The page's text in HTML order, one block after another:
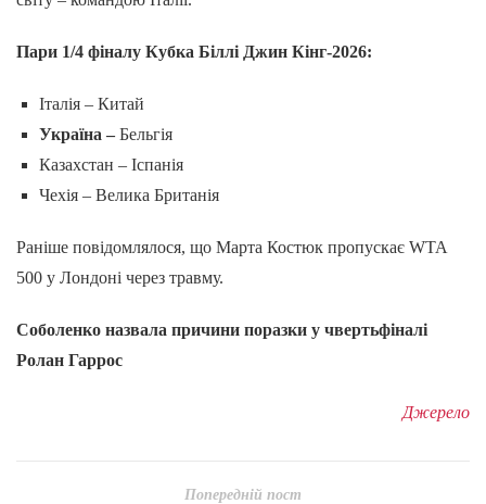
Пари 1/4 фіналу Кубка Біллі Джин Кінг-2026:
Італія – Китай
Україна –Бельгія
Казахстан – Іспанія
Чехія – Велика Британія
Раніше повідомлялося, що Марта Костюк пропускає WTA
500 у Лондоні через травму.
Соболенко назвала причини поразки у чвертьфіналі
Ролан Гаррос
Джерело
Попередній пост